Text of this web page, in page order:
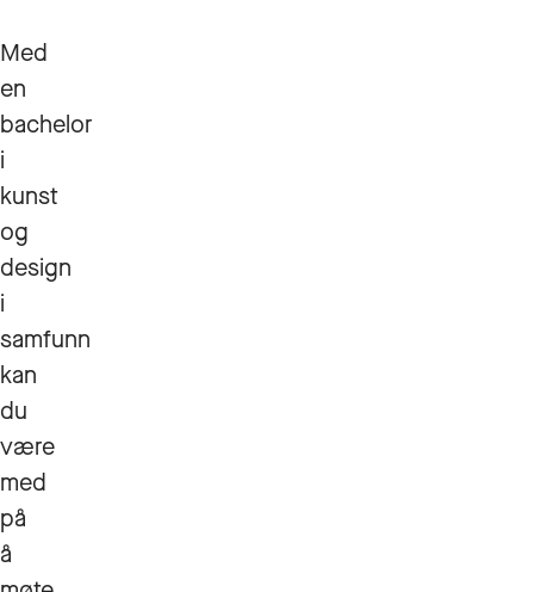
Med
en
bachelor
i
kunst
og
design
i
samfunn
kan
du
være
med
på
å